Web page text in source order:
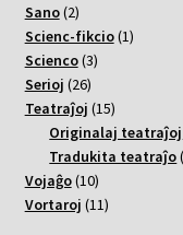
Sano 22
varoj
Scienc-fikcio 11
Scienco 33
Serioj 2626
varoj
Teatraĵoj 1515
varoj
Originalaj teatraĵoj
Tradukita teatraĵo
Vojaĝo 1010
varoj
Vortaroj 1111